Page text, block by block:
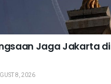
Jaga Jakarta
8, 2026